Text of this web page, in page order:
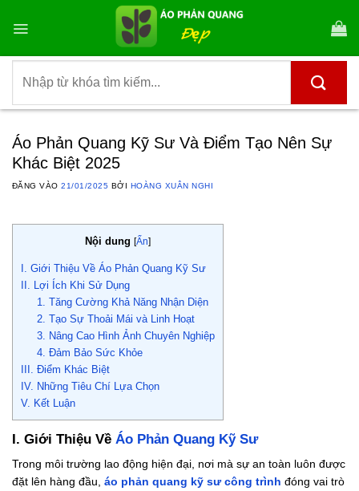
qua
dung
kiếm:
Áo Phản Quang Kỹ Sư Và Điểm Tạo Nên Sự
Khác Biệt 2025
ĐĂNG VÀO21/01/2025 BỞI HOÀNG XUÂN NGHI
Nội dung [Ẩn]
I. Giới Thiệu Về Áo Phản Quang Kỹ Sư
II. Lợi Ích Khi Sử Dụng
1. Tăng Cường Khả Năng Nhận Diện
2. Tạo Sự Thoải Mái và Linh Hoạt
3. Nâng Cao Hình Ảnh Chuyên Nghiệp
4. Đảm Bảo Sức Khỏe
III. Điểm Khác Biệt
IV. Những Tiêu Chí Lựa Chọn
V. Kết Luận
I. Giới Thiệu Về Áo Phản Quang Kỹ Sư
Trong môi trường lao động hiện đại, nơi mà sự an toàn luôn được
đặt lên hàng đầu, áo phản quang kỹ sư công trình đóng vai trò